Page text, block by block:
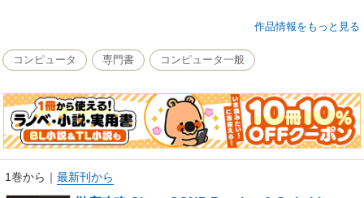
「とてもわかりやすい解説」で定評の徹底攻略【黒本】シリーズがCCNP
くの応用知識まで体系的に学習することができます。豊富な図表や出力例
と共に、一つ一つの項目を丁寧に解説。「試験対策」パーツで、受験時に
習問題を収録しており、自分の理解度を確認しながら、しっかりと学習が
進められます。SWITCH試験を受験するなら必携の一冊です。
作品情報をもっと見る
コンピュータ 専門書 コンピュータ一般
1巻から ｜ 最新刊から